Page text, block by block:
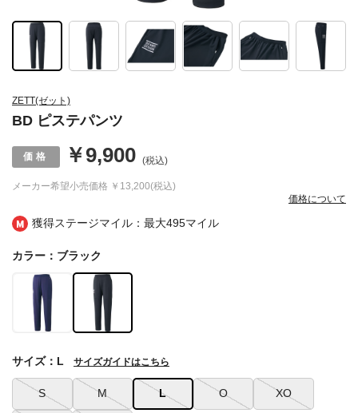
獲得ステージマイル：最大495マイル
ZETT(ゼット)
BD ピステパンツ
メーカー希望小売価格 ￥13,200(税込)
￥9,900 (税込)
価格について
カラー：ブラック
S M L O XO
サイズ：L サイズガイドはこちら